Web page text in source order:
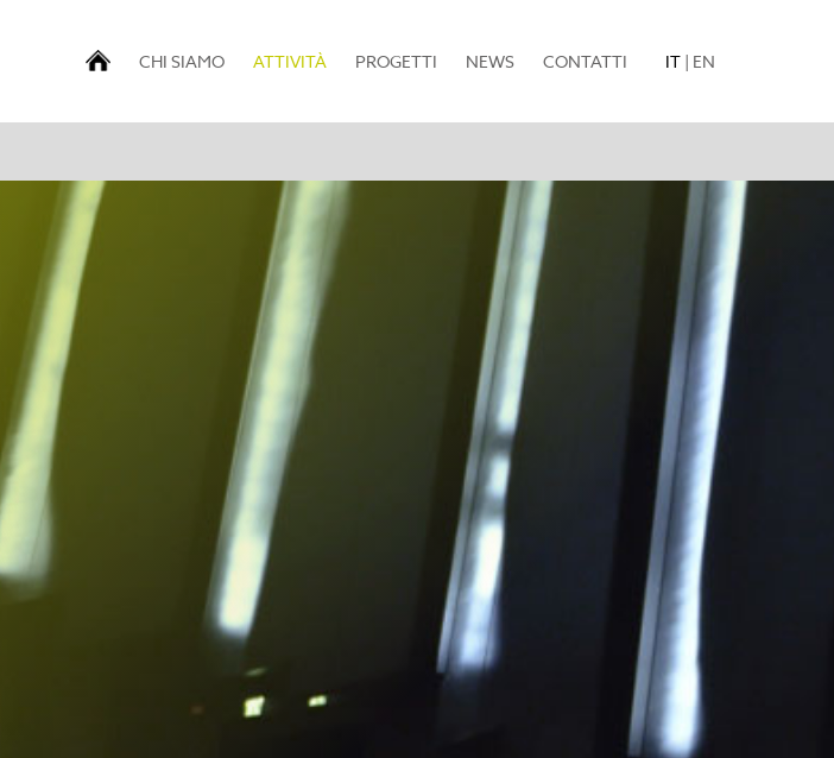
CHI SIAMO ATTIVITÀ(current)PROGETTI NEWS CONTATTI IT | EN